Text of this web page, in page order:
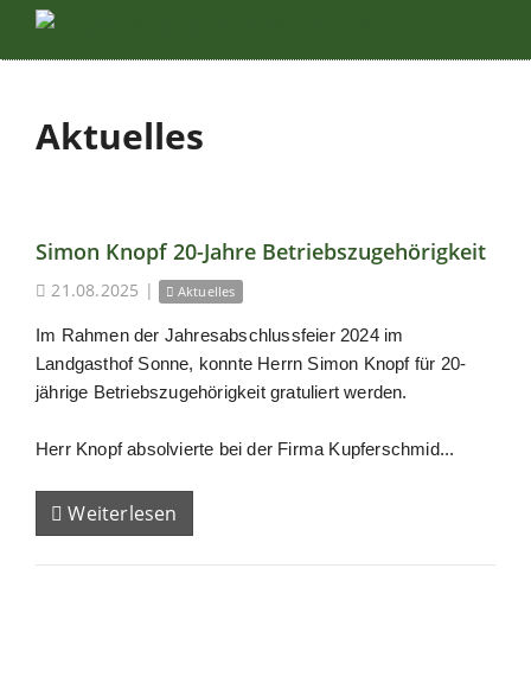
Aktuelles
Simon Knopf 20-Jahre Betriebszugehörigkeit
21.08.2025 | Aktuelles
Im Rahmen der Jahresabschlussfeier 2024 im
Landgasthof Sonne, konnte Herrn Simon Knopf für 20-
jährige Betriebszugehörigkeit gratuliert werden.
Herr Knopf absolvierte bei der Firma Kupferschmid...
Weiterlesen